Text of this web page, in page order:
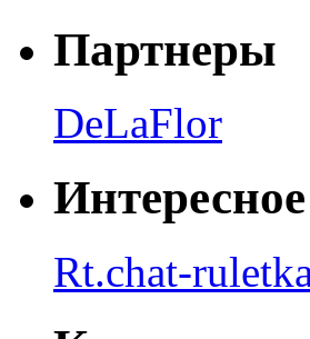
Партнеры
DeLaFlor
Интересное
Rt.chat-